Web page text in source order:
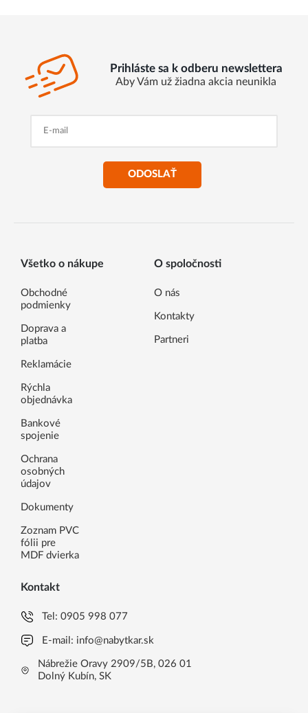
Prihláste sa k odberu newslettera
Aby Vám už žiadna akcia neunikla
ODOSLAŤ
Všetko o nákupe
Obchodné
podmienky
Doprava a
platba
Reklamácie
Rýchla
objednávka
Bankové
spojenie
Ochrana
osobných
údajov
Dokumenty
Zoznam PVC
fólii pre
MDF dvierka
O spoločnosti
O nás
Kontakty
Partneri
Kontakt
Tel:0905 998 077
E-mail: info@nabytkar.sk
Nábrežie Oravy 2909/5B, 026 01
Dolný Kubín, SK